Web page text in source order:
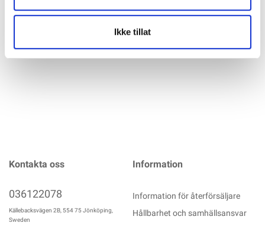
Ikke tillat
oomtvistad – oavsett om du är ”amatör” eller proffs. Denna
Kontakta oss
036122078
Källebacksvägen 2B, 554 75 Jönköping,
Sweden
Information
Information för återförsäljare
Hållbarhet och samhällsansvar